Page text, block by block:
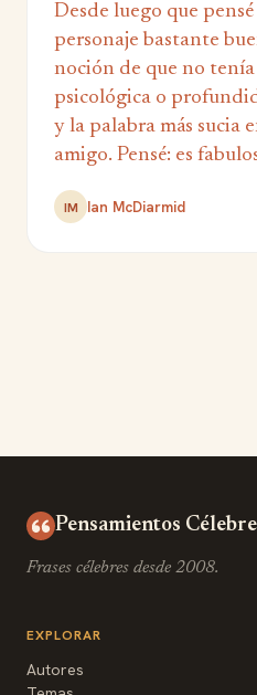
Desde luego que
personaje bastante
noción de que no
psicológica o
y la palabra más sucia
amigo. Pensé: es
IM Ian McDiarmid
Pensamientos
Frases célebres desde 2008.
EXPLORAR
Autores